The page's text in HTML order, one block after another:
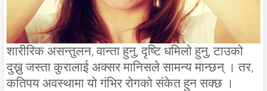
शारीरिक असन्तुलन, वान्ता हुनु, दृष्टि धमिलो हुनु, टाउको
दुख्नु जस्ता कुरालाई अक्सर मानिसले सामन्य मान्छन् । तर,
कतिपय अवस्थामा यो गंभिर रोगको संकेत हुन सक्छ ।